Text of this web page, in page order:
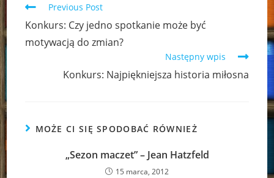
Read
more
articles
Previous Post
Konkurs: Czy jedno spotkanie może być
motywacją do zmian?
Następny wpis
Konkurs: Najpiękniejsza historia miłosna
MOŻE CI SIĘ SPODOBAĆ RÓWNIEŻ
„Sezon maczet” – Jean Hatzfeld
15 marca, 2012